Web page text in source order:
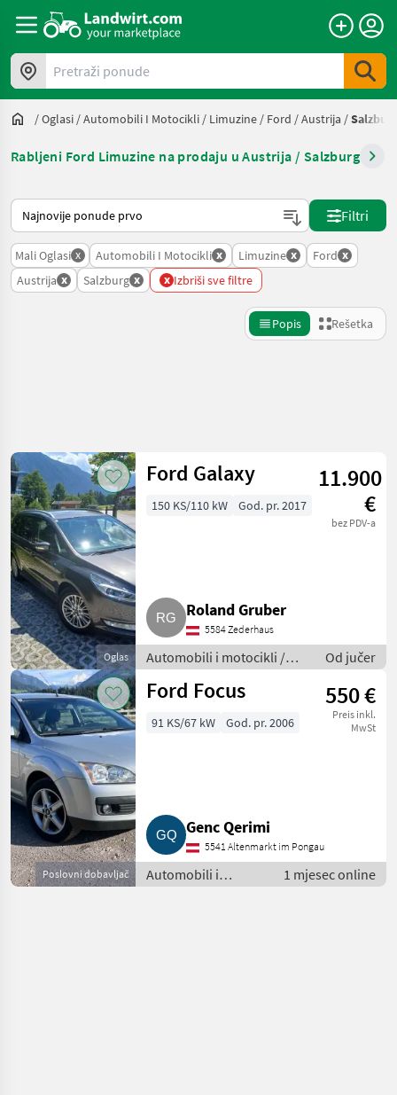
Pretraži ponude
/Oglasi /Automobili I Motocikli / Limuzine / Ford /Austrija /
Rabljeni Ford Limuzine na prodaju u Austrija / Salzburg
Tako se sortira na Landwirt.com
Filtri
Mali Oglasi x Automobili I Motocikli x Limuzine x Ford x
Austrija x Salzburg x x Izbriši sve filtre
Popis Rešetka
Kategorija 5 Država 2 Filtri
TRENUTNA
STAZA
Auto,
kamion,
moped
Automobili I
Motocikli
Limuzine
Ford
ODABERITE
KATEGORIJU
Ford
Skoda
Mercedes
Poništi
Prikaži 2
rezultata
Oglas
Ford Galaxy
11.900
€
bez PDV-a
150 KS/110 kW God. pr. 2017
Roland Gruber
5584 Zederhaus
Automobili i motocikli /
Limuzine
Od jučer
Poslovni dobavljač
Ford Focus 550 €
Preis inkl.
MwSt
91 KS/67 kW God. pr. 2006
Genc Qerimi
5541 Altenmarkt im Pongau
Automobili i
motocikli /
1 mjesec online